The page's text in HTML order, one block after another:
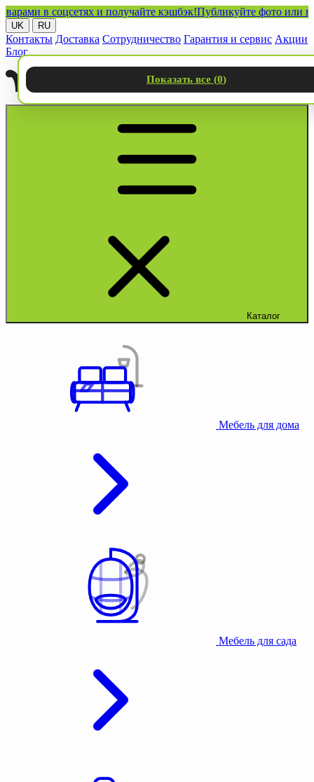
в соцсетях и получайте кэшбэк!Публикуйте фото или видео
UK RU
Контакты Доставка Сотрудничество Гарантия и сервис Акции
Блог
Каталог
Мебель для дома
Мебель для сада
Показать все (0)